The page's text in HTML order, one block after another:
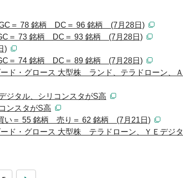
＝ 78 銘柄 DC＝ 96 銘柄 (7月28日)
＝ 73 銘柄 DC＝ 93 銘柄 (7月28日)
)
＝ 74 銘柄 DC＝ 89 銘柄 (7月28日)
ド・グロース 大型株 ランド、テラドローン、Ａ
ジタル、シリコンスタがS高
ンスタがS高
い＝ 55 銘柄 売り＝ 62 銘柄 (7月21日)
ド・グロース 大型株 テラドローン、ＹＥデジタ